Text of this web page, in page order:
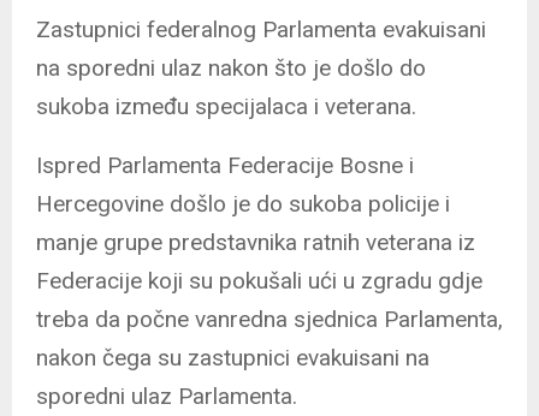
Zastupnici federalnog Parlamenta evakuisani
na sporedni ulaz nakon što je došlo do
sukoba između specijalaca i veterana.
Ispred Parlamenta Federacije Bosne i
Hercegovine došlo je do sukoba policije i
manje grupe predstavnika ratnih veterana iz
Federacije koji su pokušali ući u zgradu gdje
treba da počne vanredna sjednica Parlamenta,
nakon čega su zastupnici evakuisani na
sporedni ulaz Parlamenta.